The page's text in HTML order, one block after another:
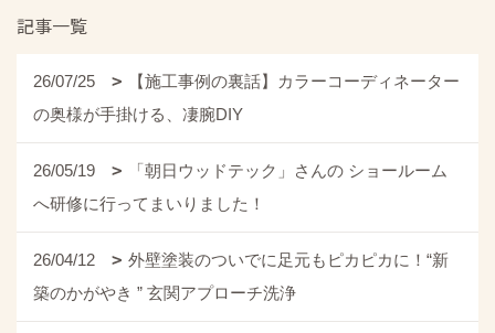
記事一覧
26/07/25
【施工事例の裏話】カラーコーディネーター
の奥様が手掛ける、凄腕DIY
26/05/19
「朝日ウッドテック」さんの ショールーム
へ研修に行ってまいりました！
26/04/12
外壁塗装のついでに足元もピカピカに！“新
築のかがやき ” 玄関アプローチ洗浄